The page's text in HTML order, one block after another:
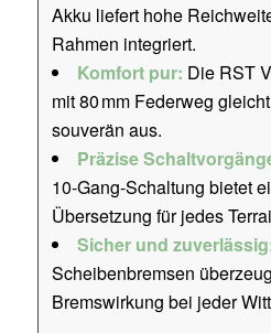
Akku liefert hohe
Rahmen integriert.
Komfort pur: Die RST
mit 80 mm Federweg
souverän aus.
Präzise
10-Gang-Schaltung bietet
Übersetzung für jedes
Sicher und
Scheibenbremsen
Bremswirkung bei jeder